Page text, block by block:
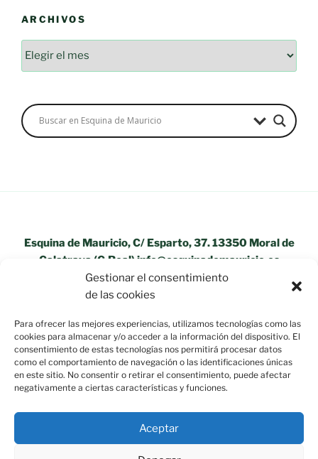
Gestionar el consentimiento
de las cookies
Para ofrecer las mejores experiencias, utilizamos tecnologías como las
cookies para almacenar y/o acceder a la información del dispositivo. El
consentimiento de estas tecnologías nos permitirá procesar datos
como el comportamiento de navegación o las identificaciones únicas
en este sitio. No consentir o retirar el consentimiento, puede afectar
negativamente a ciertas características y funciones.
Aceptar
ARCHIVOS
Archivos
Esquina de Mauricio, C/ Esparto, 37. 13350 Moral de
Calatrava (C.Real) info@esquinademauricio.es
«Aviso Legal»